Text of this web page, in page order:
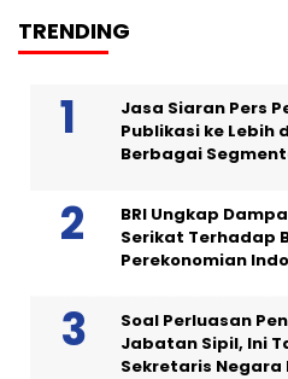
TRENDING
Jasa Siaran Pers
Publikasi ke Lebih
Berbagai
BRI Ungkap
Serikat Terhadap
Perekonomian
Soal Perluasan
Jabatan Sipil, Ini
Sekretaris Negara